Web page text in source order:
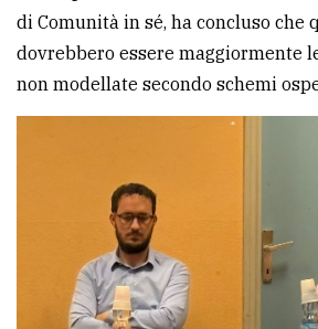
di Comunità in sé, ha concluso che
dovrebbero essere maggiormente
non modellate secondo schemi